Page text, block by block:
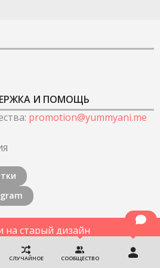
СЛУЧАЙНОЕ СООБЩЕСТВО
И ПОМОЩЬ
: promotion@yummyani.me
на старый дизайн
Все права защищены